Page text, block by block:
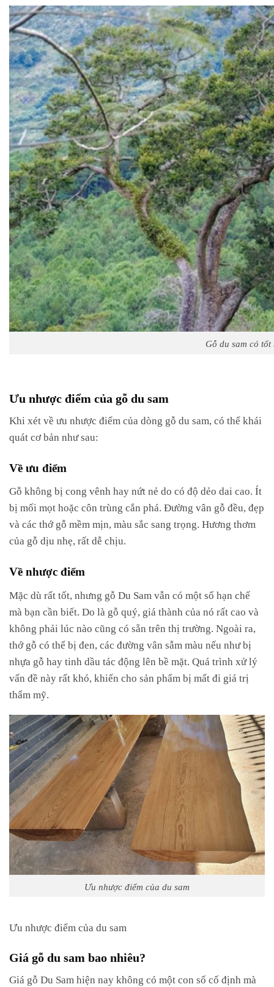
Gỗ du sam có tốt
Ưu nhược điểm của gỗ du sam
Khi xét về ưu nhược điểm của dòng gỗ du sam, có thể khái
quát cơ bản như sau:
Về ưu điểm
Gỗ không bị cong vênh hay nứt nẻ do có độ dẻo dai cao. Ít
bị mối mọt hoặc côn trùng cắn phá. Đường vân gỗ đều, đẹp
và các thớ gỗ mềm mịn, màu sắc sang trọng. Hương thơm
của gỗ dịu nhẹ, rất dễ chịu.
Về nhược điểm
Mặc dù rất tốt, nhưng gỗ Du Sam vẫn có một số hạn chế
mà bạn cần biết. Do là gỗ quý, giá thành của nó rất cao và
không phải lúc nào cũng có sẵn trên thị trường. Ngoài ra,
thớ gỗ có thể bị đen, các đường vân sẫm màu nếu như bị
nhựa gỗ hay tinh dầu tác động lên bề mặt. Quá trình xử lý
vấn đề này rất khó, khiến cho sản phẩm bị mất đi giá trị
thẩm mỹ.
Ưu nhược điểm của du sam
Ưu nhược điểm của du sam
Giá gỗ du sam bao nhiêu?
Giá gỗ Du Sam hiện nay không có một con số cố định mà